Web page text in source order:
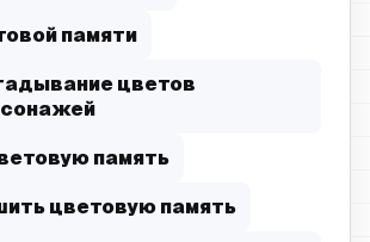
памяти
цветов
память
цветовую память